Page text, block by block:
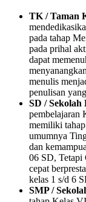
TK / Taman
pada tahap
pada prihal
dapat
menulis
penulisan
SD / Sekolah
pembelajaran
memiliki tahap
umumnya
dan
06 SD, Tetapi
cepat
kelas 1 s/d 6
SMP /